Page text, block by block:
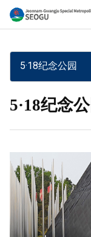
5·18纪念
5·18纪念公园